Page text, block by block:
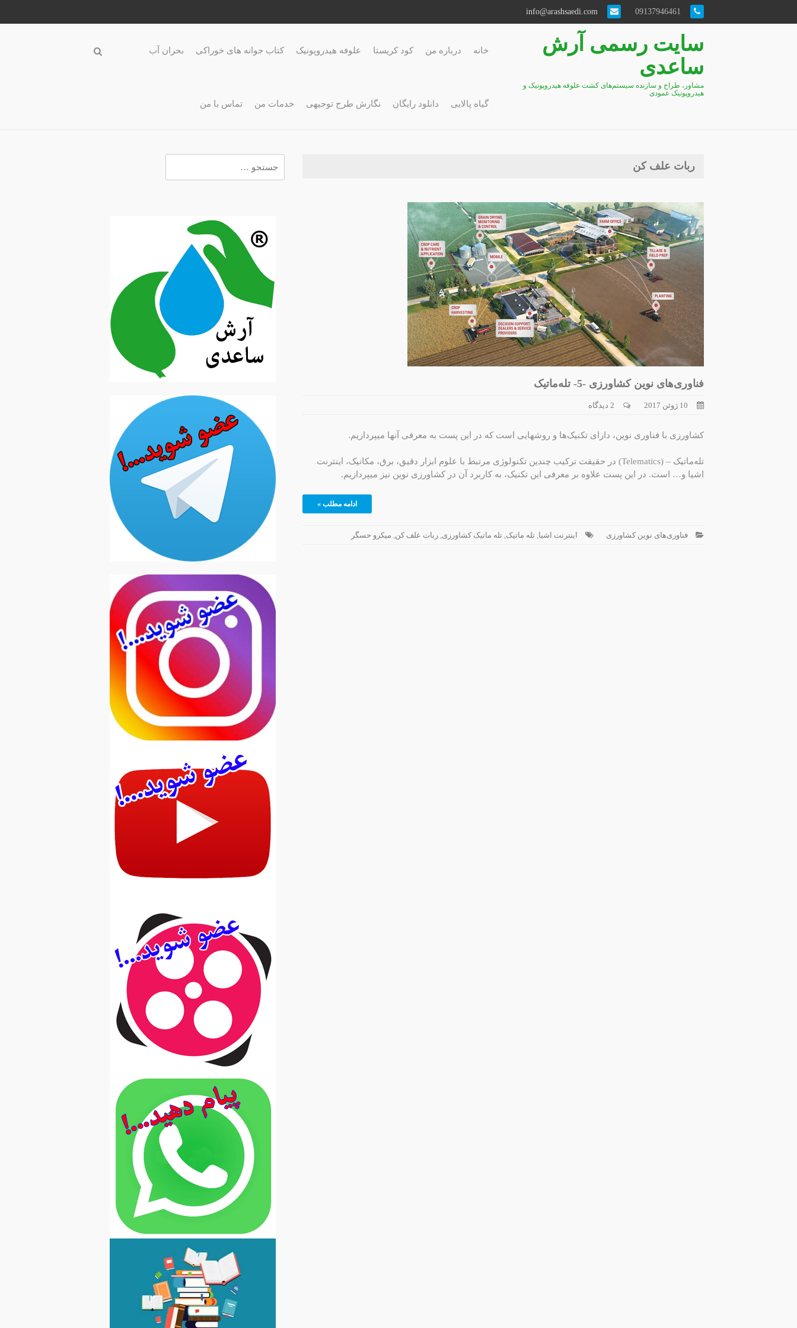
سایت رسمی آرش
ساعدی
مشاور، طراح و سازنده سیستم‌های کشت علوفه هیدروپونیک و
هیدروپونیک عمودی
خانه درباره من کود کریستا علوفه هیدروپونیک کتاب جوانه های خوراکی بحران آب
گیاه پالایی دانلود رایگان نگارش طرح توجیهی خدمات من تماس با من
ربات علف کن
فناوری‌های نوین کشاورزی -5- تله‌ماتیک
10 ژوئن 2017 2 دیدگاه
کشاورزی با فناوری نوین، دارای تکنیک‌ها و روشهایی است که در این پست به معرفی آنها میپردازیم.
تله‌ماتیک – (Telematics) در حقیقت ترکیب چندین تکنولوژی مرتبط با علوم ابزار دقیق، برق، مکانیک، اینترنت
اشیا و… است. در این پست علاوه بر معرفی این تکنیک، به کاربرد آن در کشاورزی نوین نیز میپردازیم.
ادامه مطلب »
فناوری‌های نوین کشاورزی اینترنت اشیا تله ماتیک تله ماتیک کشاورزی ربات علف کن میکرو حسگر
برای: